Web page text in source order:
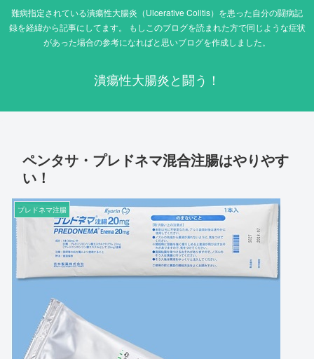
難病指定されている潰瘍性大腸炎（Ulcerative Colitis）を患った自分の闘病記
録を経緯から記事にしてます。 もしこのブログを読まれた方で同じような症状
があった場合の参考になればと思いブログを作成しました。
潰瘍性大腸炎と闘う！
ペンタサ・プレドネマ混合注腸はやりやす
い！
プレドネマ注腸